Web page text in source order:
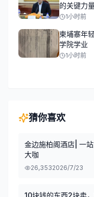
的关键力
1小时前
柬埔寨年
学院学业
1小时前
猜你喜欢
金边施柏阁酒店| 一
大咖
26,3532026/7/23
10块钱的东西2块卖